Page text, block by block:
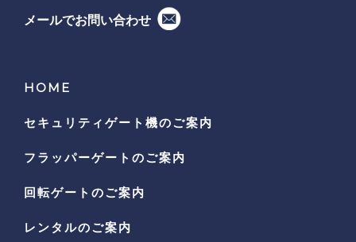
メールでお問い合わせ
HOME
セキュリティゲート機のご案内
フラッパーゲートのご案内
回転ゲートのご案内
レンタルのご案内